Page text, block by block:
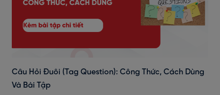
Câu Hỏi Đuôi (Tag Question): Công Thức, Cách Dùng
Và Bài Tập